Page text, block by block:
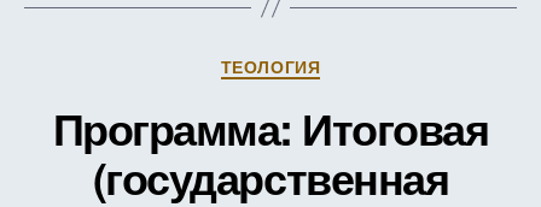
Рубрики
ТЕОЛОГИЯ
Программа: Итоговая
(государственная